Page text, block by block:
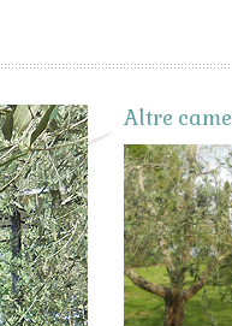
Altre